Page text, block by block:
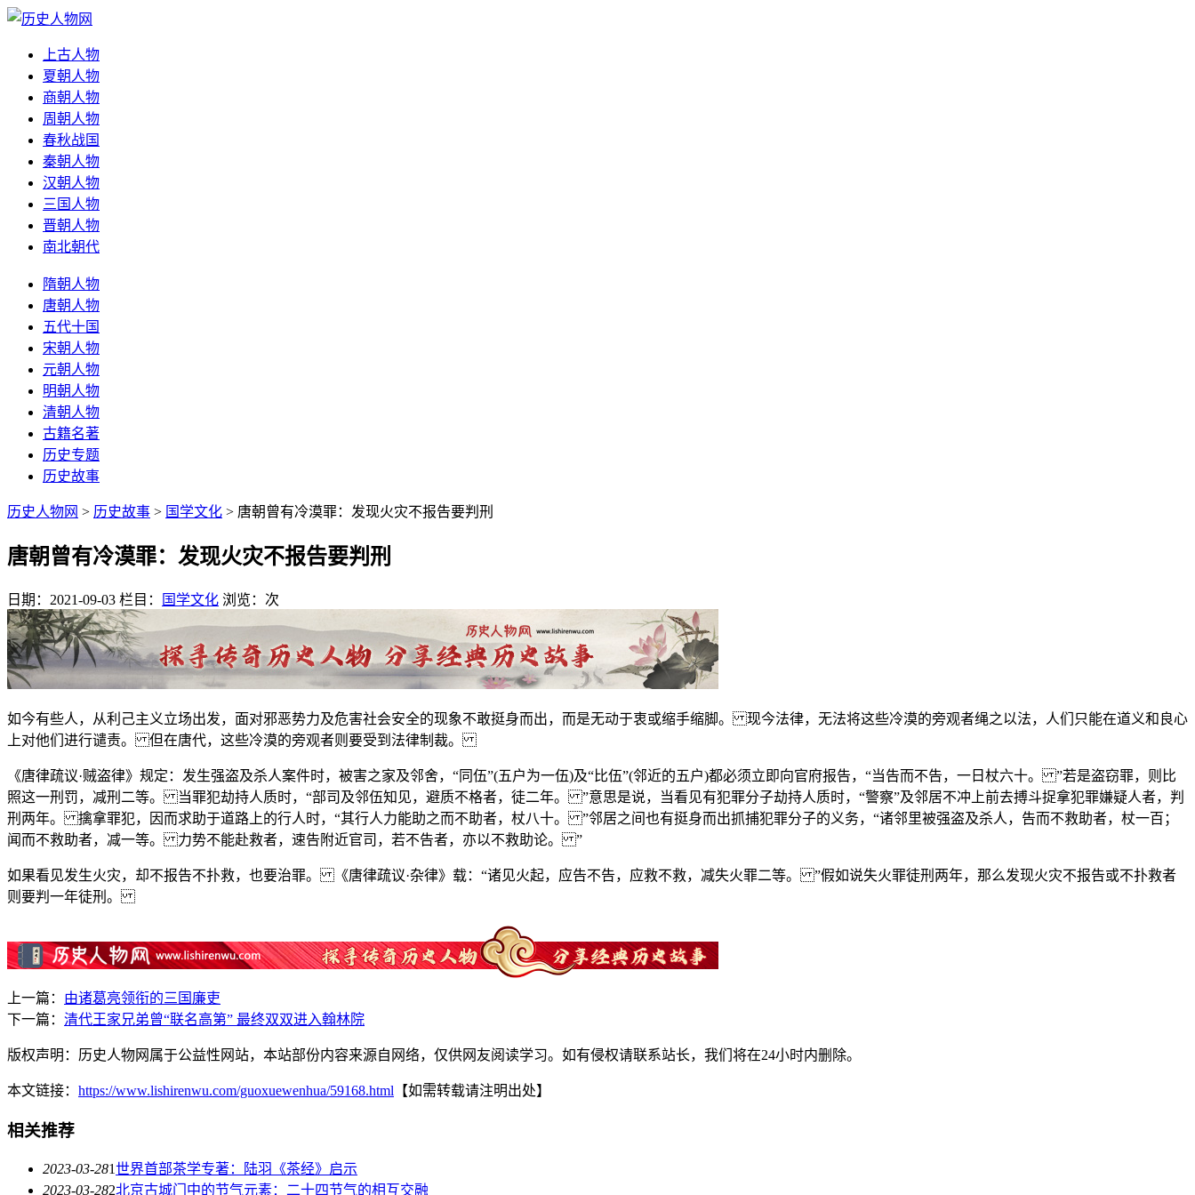
上古人物
夏朝人物
商朝人物
周朝人物
春秋战国
秦朝人物
汉朝人物
三国人物
晋朝人物
南北朝代
隋朝人物
唐朝人物
五代十国
宋朝人物
元朝人物
明朝人物
清朝人物
古籍名著
历史专题
历史故事
历史人物网 > 历史故事 > 国学文化 > 唐朝曾有冷漠罪：发现火灾不报告要判刑
唐朝曾有冷漠罪：发现火灾不报告要判刑
日期：2021-09-03 栏目： 国学文化 浏览： 次
如今有些人，从利己主义立场出发，面对邪恶势力及危害社会安全的现象不敢挺身而出，而是无动于衷或缩手缩脚。 现今法律，无法将这些冷漠的旁观者绳之以法，人们只能在道义和良心
上对他们进行谴责。 但在唐代，这些冷漠的旁观者则要受到法律制裁。
《唐律疏议·贼盗律》规定：发生强盗及杀人案件时，被害之家及邻舍，“同伍”(五户为一伍)及“比伍”(邻近的五户)都必须立即向官府报告，“当告而不告，一日杖六十。 ”若是盗窃罪，则比
照这一刑罚，减刑二等。 当罪犯劫持人质时，“部司及邻伍知见，避质不格者，徒二年。 ”意思是说，当看见有犯罪分子劫持人质时，“警察”及邻居不冲上前去搏斗捉拿犯罪嫌疑人者，判
刑两年。 擒拿罪犯，因而求助于道路上的行人时，“其行人力能助之而不助者，杖八十。 ”邻居之间也有挺身而出抓捕犯罪分子的义务，“诸邻里被强盗及杀人，告而不救助者，杖一百；
闻而不救助者，减一等。 力势不能赴救者，速告附近官司，若不告者，亦以不救助论。 ”
如果看见发生火灾，却不报告不扑救，也要治罪。 《唐律疏议·杂律》载：“诸见火起，应告不告，应救不救，减失火罪二等。 ”假如说失火罪徒刑两年，那么发现火灾不报告或不扑救者
则要判一年徒刑。
上一篇： 由诸葛亮领衔的三国廉吏
下一篇： 清代王家兄弟曾“联名高第” 最终双双进入翰林院
版权声明：历史人物网属于公益性网站，本站部份内容来源自网络，仅供网友阅读学习。如有侵权请联系站长，我们将在24小时内删除。
本文链接： https://www.lishirenwu.com/guoxuewenhua/59168.html 【如需转载请注明出处】
相关推荐
2023-03-281世界首部茶学专著：陆羽《茶经》启示
2023-03-282北京古城门中的节气元素：二十四节气的相互交融